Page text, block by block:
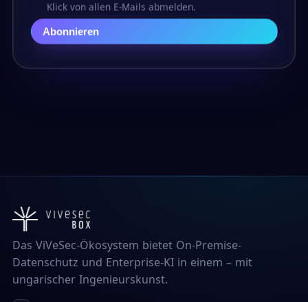
Klick von allen E-Mails abmelden.
Abonnieren
Das ViVeSec-Ökosystem bietet On-Premise-
Datenschutz und Enterprise-KI in einem – mit
ungarischer Ingenieurskunst.